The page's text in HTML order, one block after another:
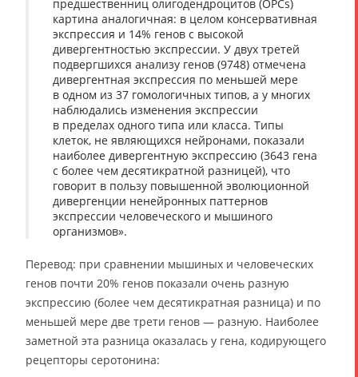
предшественниц олигодендроцитов (OPCs)
картина аналогичная: в целом консервативная
экспрессия и 14% генов с высокой
дивергентностью экспрессии. У двух третей
подвергшихся анализу генов (9748) отмечена
дивергентная экспрессия по меньшей мере
в одном из 37 гомологичных типов, а у многих
наблюдались изменения экспрессии
в пределах одного типа или класса. Типы
клеток, не являющихся нейронами, показали
наиболее дивергентную экспрессию (3643 гена
с более чем десятикратной разницей), что
говорит в пользу повышенной эволюционной
дивергенции ненейронных паттернов
экспрессии человеческого и мышиного
организмов».
Перевод: при сравнении мышиных и человеческих
генов почти 20% генов показали очень разную
экспрессию (более чем десятикратная разница) и по
меньшей мере две трети генов — разную. Наиболее
заметной эта разница оказалась у гена, кодирующего
рецепторы серотонина: